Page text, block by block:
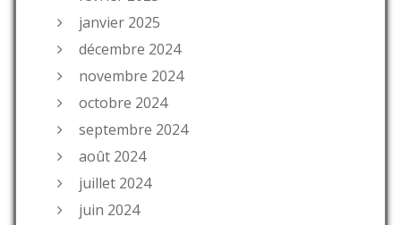
janvier 2025
décembre 2024
novembre 2024
octobre 2024
septembre 2024
août 2024
juillet 2024
juin 2024